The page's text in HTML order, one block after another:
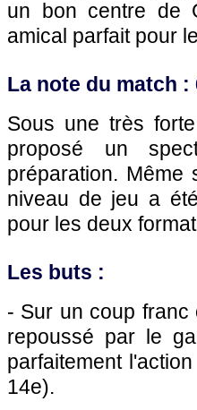
un bon centre de
amical parfait pour
La note du match :
Sous une très
proposé un
préparation. Même
niveau de jeu a
pour les deux
Les buts :
- Sur un coup franc
repoussé par le
parfaitement
14e).